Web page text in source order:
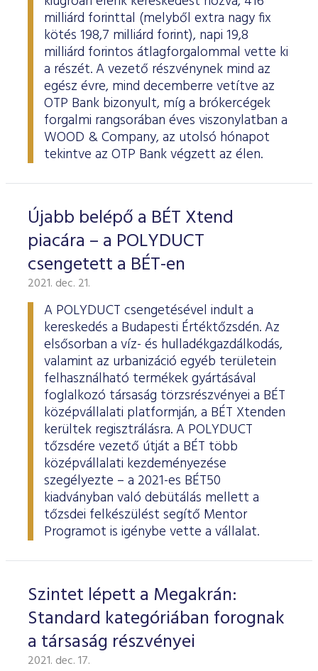
milliárd forinttal (melyből extra nagy fix
kötés 198,7 milliárd forint), napi 19,8
milliárd forintos átlagforgalommal vette ki
a részét. A vezető részvénynek mind az
egész évre, mind decemberre vetítve az
OTP Bank bizonyult, míg a brókercégek
forgalmi rangsorában éves viszonylatban a
WOOD & Company, az utolsó hónapot
tekintve az OTP Bank végzett az élen.
Újabb belépő a BÉT Xtend
piacára – a POLYDUCT
csengetett a BÉT-en
2021. dec. 21.
A POLYDUCT csengetésével indult a
kereskedés a Budapesti Értéktőzsdén. Az
elsősorban a víz- és hulladékgazdálkodás,
valamint az urbanizáció egyéb területein
felhasználható termékek gyártásával
foglalkozó társaság törzsrészvényei a BÉT
középvállalati platformján, a BÉT Xtenden
kerültek regisztrálásra. A POLYDUCT
tőzsdére vezető útját a BÉT több
középvállalati kezdeményezése
szegélyezte – a 2021-es BÉT50
kiadványban való debütálás mellett a
tőzsdei felkészülést segítő Mentor
Programot is igénybe vette a vállalat.
Szintet lépett a Megakrán:
Standard kategóriában forognak
a társaság részvényei
2021. dec. 17.